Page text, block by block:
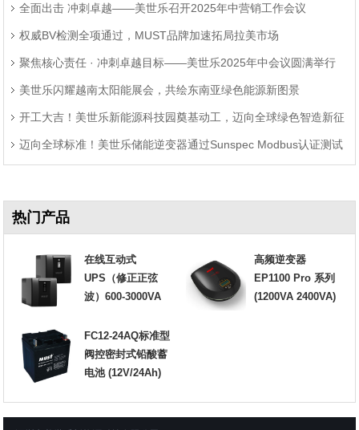
全面出击 冲刺卓越——美世乐召开2025年中营销工作会议
权威BV检测全项通过，MUST品牌加速拓局拉美市场
聚焦核心责任 · 冲刺卓越目标——美世乐2025年中会议圆满举行
美世乐闪耀越南太阳能展会，共绘东南亚绿色能源新图景
开工大吉！美世乐新能源科技园奠基动工，迈向全球绿色智造新征
程 迈向全球标准！美世乐储能逆变器通过Sunspec Modbus认证测试
热门产品
在线互动式
UPS（修正正弦
波）600-3000VA
高频逆变器
EP1100 Pro 系列
(1200VA 2400VA)
FC12-24AQ标准型
阀控密封式铅酸蓄
电池 (12V/24Ah)